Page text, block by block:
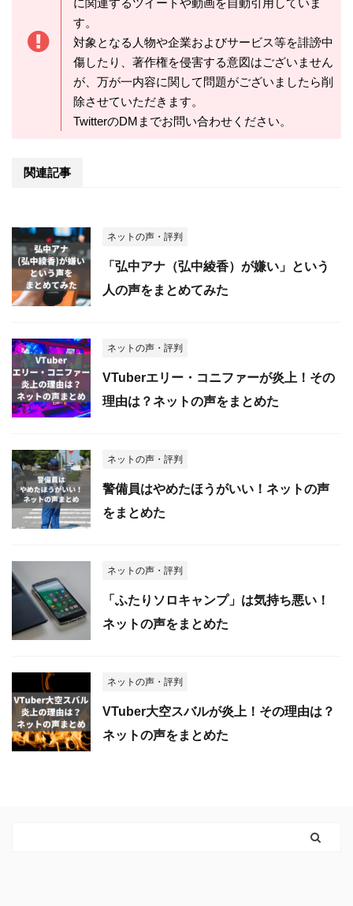
に関連するツイートや動画を自動引用していま
す。
対象となる人物や企業およびサービス等を誹謗中
傷したり、著作権を侵害する意図はございません
が、万が一内容に関して問題がございましたら削
除させていただきます。
TwitterのDMまでお問い合わせください。
関連記事
ネットの声・評判
「弘中アナ（弘中綾香）が嫌い」という
人の声をまとめてみた
ネットの声・評判
VTuberエリー・コニファーが炎上！その
理由は？ネットの声をまとめた
ネットの声・評判
警備員はやめたほうがいい！ネットの声
をまとめた
ネットの声・評判
「ふたりソロキャンプ」は気持ち悪い！
ネットの声をまとめた
ネットの声・評判
VTuber大空スバルが炎上！その理由は？
ネットの声をまとめた